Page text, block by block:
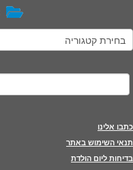
קטגוריות
חיפוש:
כתבו אלינו
תנאי השימוש באתר
בדיחות ליום הולדת